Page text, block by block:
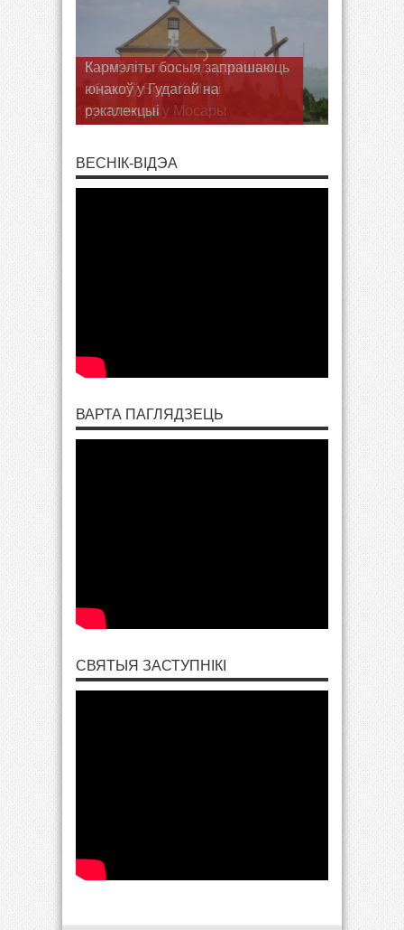
Кармэліты босыя запрашаюць
юнакоў у Гудагай на
рэкалекцыі
ВЕСНІК-ВІДЭА
ВАРТА ПАГЛЯДЗЕЦЬ
СВЯТЫЯ ЗАСТУПНІКІ